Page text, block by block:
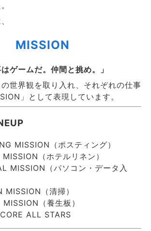
MISSION
はゲームだ。仲間と挑め。」
世界観を取り入れ、それぞれの仕事
」として表現しています。
MISSION（ポスティング）
（ホテルリネン）
MISSION（パソコン・データ入
MISSION（清掃）
（養生板）
ALL STARS